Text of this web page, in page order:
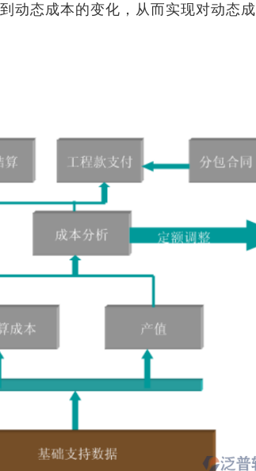
动态成本的变化，从而实现对动态